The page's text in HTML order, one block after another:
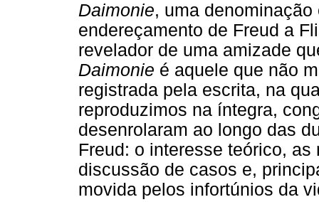
Daimonie, uma
endereçamento de Freud a
revelador de uma amizade
Daimonie é aquele que não
registrada pela escrita, na
reproduzimos na íntegra,
desenrolaram ao longo das
Freud: o interesse teórico,
discussão de casos e,
movida pelos infortúnios da